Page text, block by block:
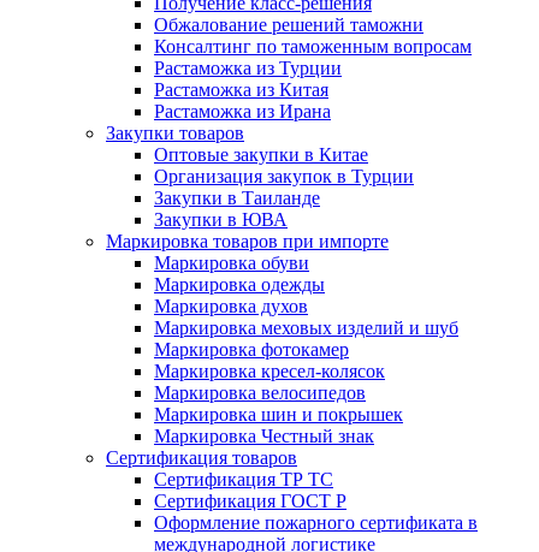
Обжалование решений таможни
Консалтинг по таможенным вопросам
Растаможка из Турции
Растаможка из Китая
Растаможка из Ирана
Закупки товаров
Оптовые закупки в Китае
Организация закупок в Турции
Закупки в Таиланде
Закупки в ЮВА
Маркировка товаров при импорте
Маркировка обуви
Маркировка одежды
Маркировка духов
Маркировка меховых изделий и шуб
Маркировка фотокамер
Маркировка кресел-колясок
Маркировка велосипедов
Маркировка шин и покрышек
Маркировка Честный знак
Сертификация товаров
Сертификация ТР ТС
Сертификация ГОСТ Р
Оформление пожарного сертификата в
международной логистике